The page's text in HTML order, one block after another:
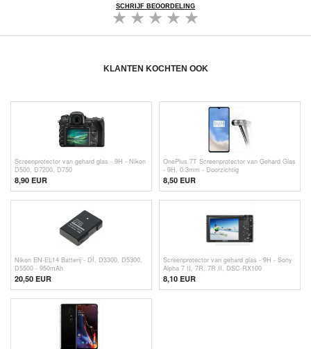
SCHRIJF BEOORDELING
KLANTEN KOCHTEN OOK
Screenprotector van gehard glas - 9H - Nikon
D500, D7200, D750
8,90 EUR
OnePlus 7T Screenprotector van Gehard Glas
- 9H, 0.3mm - Doorzichtig
8,50 EUR
Nikon EN-EL14 Batterij - Df, D3300, D5300,
D5500 - 950mAh
20,50 EUR
Screenprotector van gehard glas - 9H - Sony
Alpha 7 II, 7R, 7R II, DSC-RX100
8,10 EUR